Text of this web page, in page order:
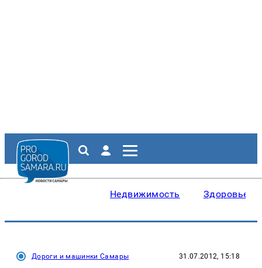
Недвижимость Здоровье
Дороги и машинки Самары 31.07.2012, 15:18